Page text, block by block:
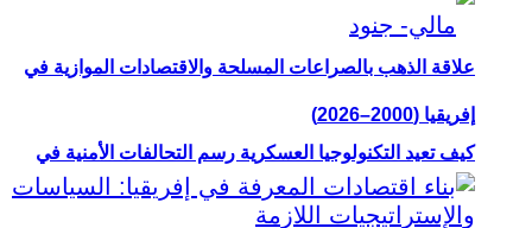
كيف تعيد التكنولوجيا العسكرية رسم التحالفات الأمنية في
علاقة الذهب بالصراعات المسلحة والاقتصادات الموازية في
إفريقيا (2000–2026)